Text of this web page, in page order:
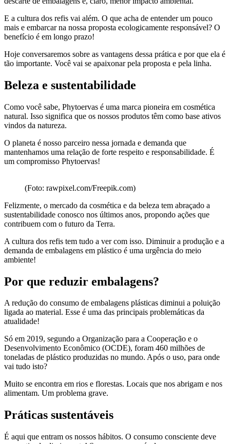
E a cultura dos refis vai além. O que acha de entender um pouco
mais e embarcar na nossa proposta ecologicamente responsável? O
benefício é em longo prazo!
Hoje conversaremos sobre as vantagens dessa prática e por que ela é
tão importante. Você vai se apaixonar pela proposta e pela linha.
Beleza e sustentabilidade
Como você sabe, Phytoervas é uma marca pioneira em cosmética
natural. Isso significa que os nossos produtos têm como base ativos
vindos da natureza.
O planeta é nosso parceiro nessa jornada e demanda que
mantenhamos uma relação de forte respeito e responsabilidade. É
um compromisso Phytoervas!
(Foto: rawpixel.com/Freepik.com)
Felizmente, o mercado da cosmética e da beleza tem abraçado a
sustentabilidade conosco nos últimos anos, propondo ações que
contribuem com o futuro da Terra.
A cultura dos refis tem tudo a ver com isso. Diminuir a produção e a
demanda de embalagens em plástico é uma urgência do meio
ambiente!
Por que reduzir embalagens?
A redução do consumo de embalagens plásticas diminui a poluição
ligada ao material. Esse é uma das principais problemáticas da
atualidade!
Só em 2019, segundo a Organização para a Cooperação e o
Desenvolvimento Econômico (OCDE), foram 460 milhões de
toneladas de plástico produzidas no mundo. Após o uso, para onde
vai tudo isto?
Muito se encontra em rios e florestas. Locais que nos abrigam e nos
alimentam. Um problema grave.
Práticas sustentáveis
É aqui que entram os nossos hábitos. O consumo consciente deve